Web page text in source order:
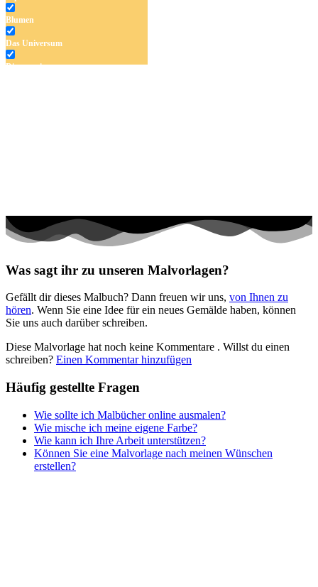
Blumen
Das Universum
Dinosaurier
Musik und Musikinstrumente
Sommer und Feiertage
Sport
Teddys und Pferde
Tiere und Natur
Valentinstag und Liebe
Winter und Weihnachten
Nezaradené
Unkategorisiert
Was sagt ihr zu unseren Malvorlagen?
Gefällt dir dieses Malbuch? Dann freuen wir uns, von Ihnen zu
hören. Wenn Sie eine Idee für ein neues Gemälde haben, können
Sie uns auch darüber schreiben.
Diese Malvorlage hat noch keine Kommentare . Willst du einen
schreiben? Einen Kommentar hinzufügen
Häufig gestellte Fragen
Wie sollte ich Malbücher online ausmalen?
Wie mische ich meine eigene Farbe?
Wie kann ich Ihre Arbeit unterstützen?
Können Sie eine Malvorlage nach meinen Wünschen
erstellen?